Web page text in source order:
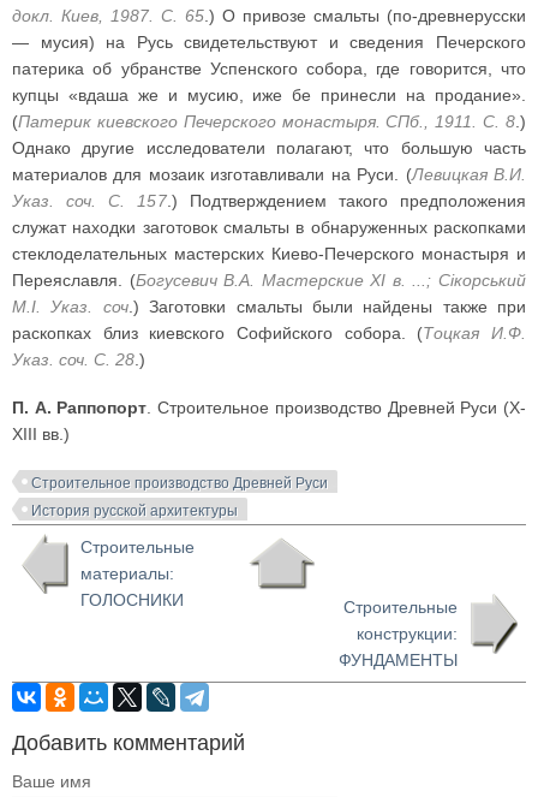
докл. Киев, 1987. С. 65 .) О привозе смальты (по-древнерусски
— мусия) на Русь свидетельствуют и сведения Печерского
патерика об убранстве Успенского собора, где говорится, что
купцы «вдаша же и мусию, иже бе принесли на продание».
(Патерик киевского Печерского монастыря. СПб., 1911. С. 8 .)
Однако другие исследователи полагают, что большую часть
материалов для мозаик изготавливали на Руси. (Левицкая В.И.
Указ. соч. С. 157.) Подтверждением такого предположения
служат находки заготовок смальты в обнаруженных раскопками
стеклоделательных мастерских Киево-Печерского монастыря и
Переяславля. (Богусевич В.А. Мастерские XI в. ...; Сiкорський
M.I. Указ. соч.) Заготовки смальты были найдены также при
раскопках близ киевского Софийского собора. (Тоцкая И.Ф.
Указ. соч. С. 28 .)
П. А. Раппопорт . Строительное производство Древней Руси (X-
XIII вв.)
Строительное производство Древней Руси
История русской архитектуры
Строительные
материалы:
ГОЛОСНИКИ
Строительные
конструкции:
ФУНДАМЕНТЫ
Добавить комментарий
Ваше имя